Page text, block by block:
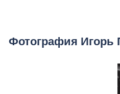
Фотография Игорь